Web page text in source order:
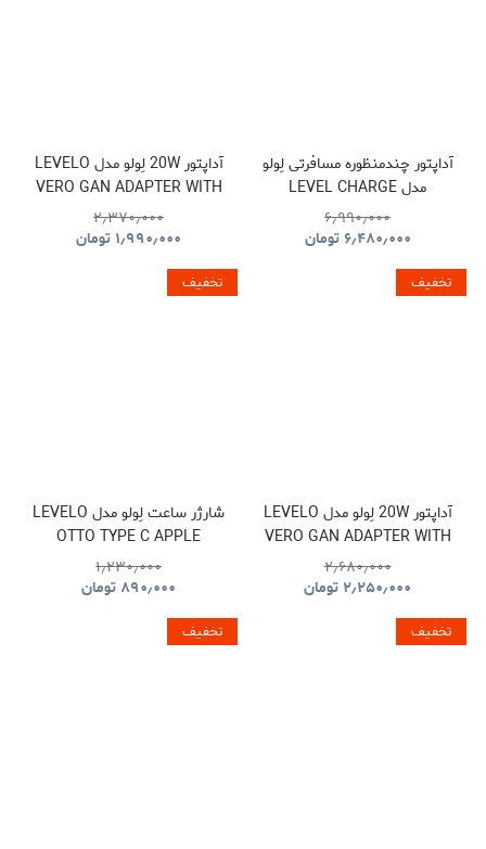
آداپتور چندمنظوره مسافرتی لِولو
مدل LEVEL CHARGE
TOWER GAN TRAVEL
ADAPTER
۶٫۹۹۰٫۰۰۰
۶٫۴۸۰٫۰۰۰تومان
آداپتور 20W لِولو مدل LEVELO
VERO GAN ADAPTER WITH
SINGLE TYPE-C PORT
۲٫۳۷۰٫۰۰۰
۱٫۹۹۰٫۰۰۰ تومان
تخفیف
آداپتور 20W لِولو مدل LEVELO
VERO GAN ADAPTER WITH
TYPE-C TO TYPE-C CABLE
۲٫۶۸۰٫۰۰۰
۲٫۲۵۰٫۰۰۰ تومان
تخفیف
شارژر ساعت لِولو مدل LEVELO
OTTO TYPE C APPLE
WATCH WIRELESS
CHARGER CABLE
۱٫۲۳۰٫۰۰۰
۸۹۰٫۰۰۰ تومان
تخفیف تخفیف